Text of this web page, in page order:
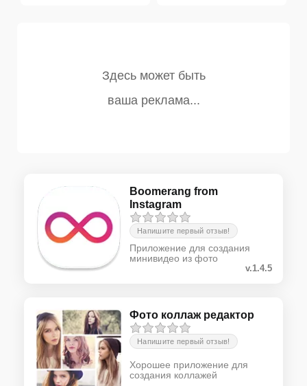
Boomerang from
Instagram
Напишите первый отзыв!
Приложение для создания
минивидео из фото
v.1.4.5
Фото коллаж редактор
Напишите первый отзыв!
Хорошее приложение для
создания коллажей